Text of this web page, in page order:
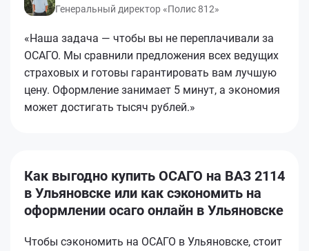
Генеральный директор «Полис 812»
«Наша задача — чтобы вы не переплачивали за
ОСАГО. Мы сравнили предложения всех ведущих
страховых и готовы гарантировать вам лучшую
цену. Оформление занимает 5 минут, а экономия
может достигать тысяч рублей.»
Как выгодно купить ОСАГО на ВАЗ 2114
в Ульяновске или как сэкономить на
оформлении осаго онлайн в Ульяновске
Чтобы сэкономить на ОСАГО в Ульяновске, стоит